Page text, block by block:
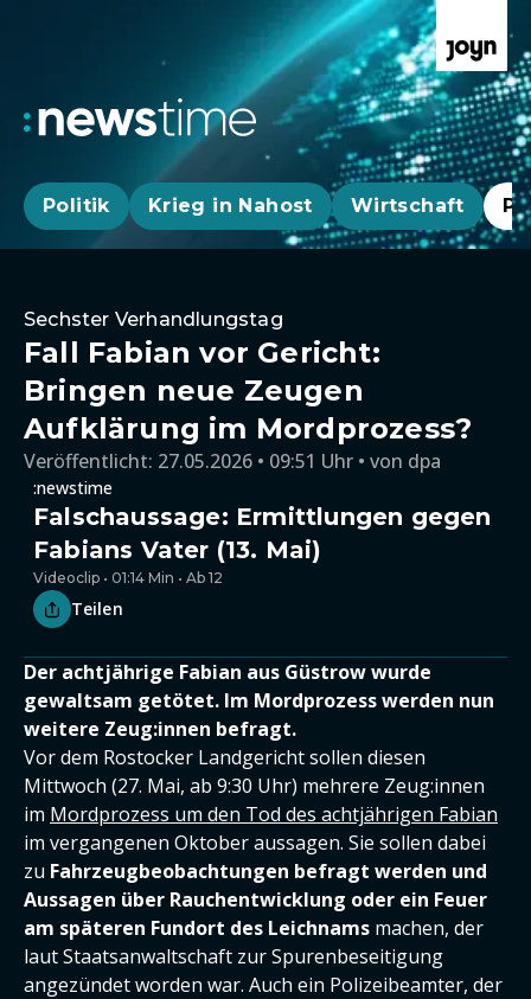
Politik Krieg in Nahost Wirtschaft
Sechster Verhandlungstag
Fall Fabian vor Gericht:
Bringen neue Zeugen
Aufklärung im Mordprozess?
Veröffentlicht: 27.05.2026 • 09:51 Uhr von dpa
:newstime
Falschaussage: Ermittlungen gegen
Fabians Vater (13. Mai)
Videoclip • 01:14 Min • Ab 12
Teilen
Der achtjährige Fabian aus Güstrow wurde
gewaltsam getötet. Im Mordprozess werden nun
weitere Zeug:innen befragt.
Vor dem Rostocker Landgericht sollen diesen
Mittwoch (27. Mai, ab 9:30 Uhr) mehrere Zeug:innen
im Mordprozess um den Tod des achtjährigen Fabian
im vergangenen Oktober aussagen. Sie sollen dabei
zu Fahrzeugbeobachtungen befragt werden und
Aussagen über Rauchentwicklung oder ein Feuer
am späteren Fundort des Leichnams machen, der
laut Staatsanwaltschaft zur Spurenbeseitigung
angezündet worden war. Auch ein Polizeibeamter, der